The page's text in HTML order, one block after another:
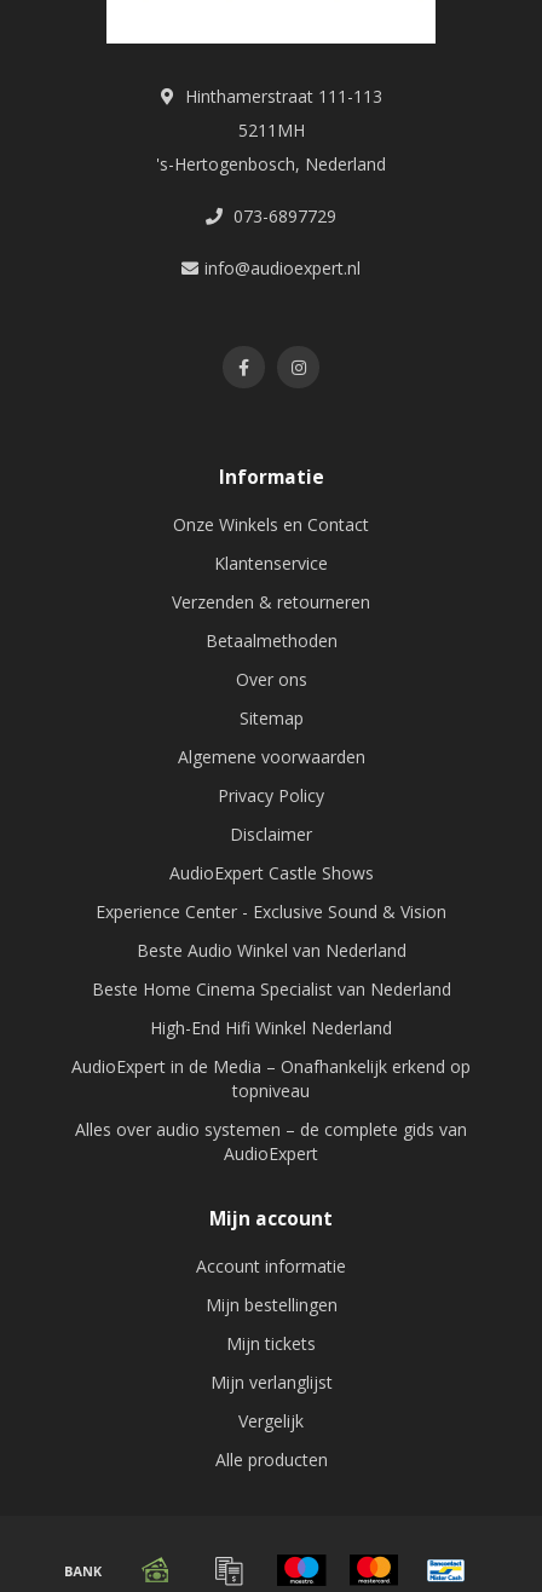
Hinthamerstraat 111-113
5211MH
's-Hertogenbosch, Nederland
073-6897729
info@audioexpert.nl
Informatie
Onze Winkels en Contact
Klantenservice
Verzenden & retourneren
Betaalmethoden
Over ons
Sitemap
Algemene voorwaarden
Privacy Policy
Disclaimer
AudioExpert Castle Shows
Experience Center - Exclusive Sound & Vision
Beste Audio Winkel van Nederland
Beste Home Cinema Specialist van Nederland
High-End Hifi Winkel Nederland
AudioExpert in de Media – Onafhankelijk erkend op
topniveau
Alles over audio systemen – de complete gids van
AudioExpert
Mijn account
Account informatie
Mijn bestellingen
Mijn tickets
Mijn verlanglijst
Vergelijk
Alle producten